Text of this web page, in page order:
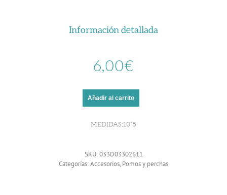
Información detallada
6,00€
Añadir al carrito
MEDIDAS:10*5
SKU:033D03302611
Categorías:Accesorios, Pomos y perchas